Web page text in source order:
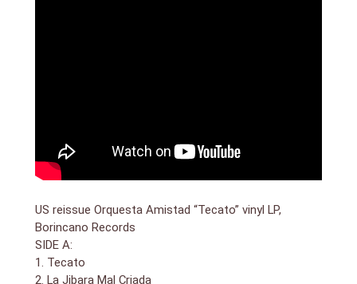
US reissue Orquesta Amistad “Tecato” vinyl LP,
Borincano Records
SIDE A:
1. Tecato
2. La Jibara Mal Criada